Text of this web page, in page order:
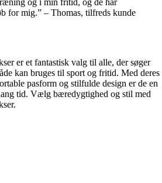
og i min fritid, og de har
for mig.” – Thomas, tilfreds kunde
er et fantastisk valg til alle, der søger
kan bruges til sport og fritid. Med deres
pasform og stilfulde design er de en
tid. Vælg bæredygtighed og stil med